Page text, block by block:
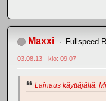
Maxxi Fullspeed
03.08.13 - klo: 09.07
Lainaus käyttäjältä: